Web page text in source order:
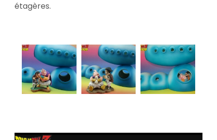
étagères.